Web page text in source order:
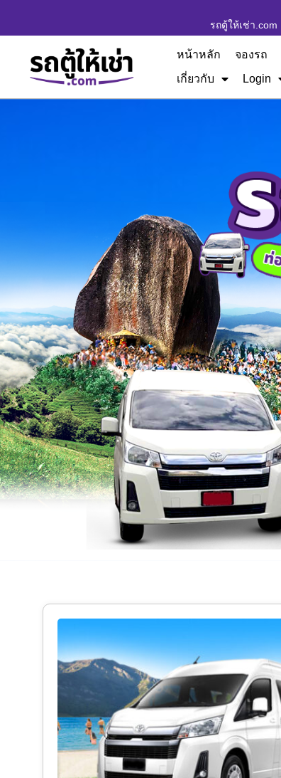
รถตู้ให้เช่า.com
หน้าหลัก จองรถ
เกี่ยวกับ
Login